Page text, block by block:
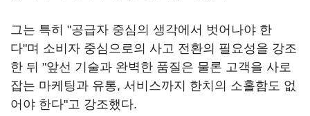
그는 특히 "공급자 중심의 생각에서 벗어나야 한
다"며 소비자 중심으로의 사고 전환의 필요성을 강조
한 뒤 "앞선 기술과 완벽한 품질은 물론 고객을 사로
잡는 마케팅과 유통, 서비스까지 한치의 소홀함도 없
어야 한다"고 강조했다.